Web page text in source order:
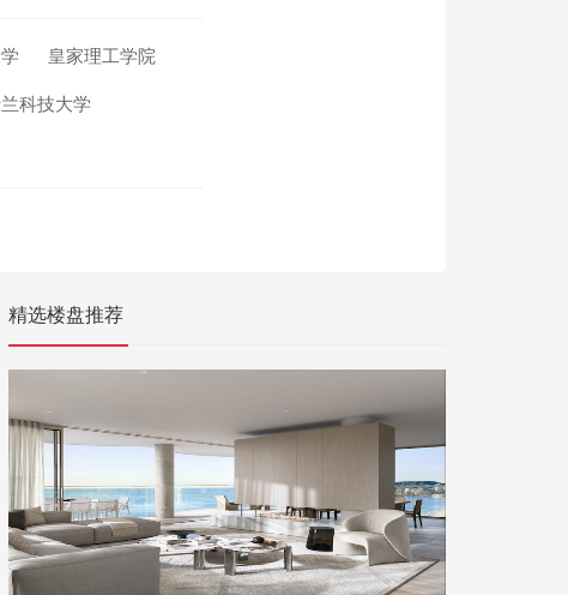
皇家理工学院
科技大学
精选楼盘推荐